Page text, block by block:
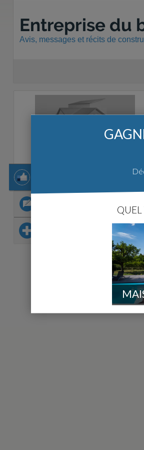
Entreprise du
Avis, messages et récits de
Sur le même thème
QUEL